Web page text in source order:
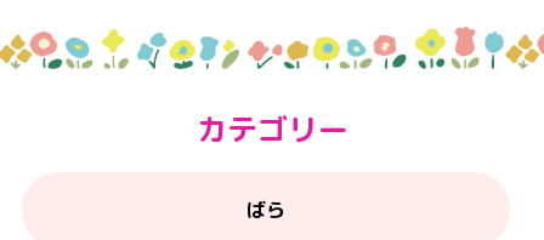
カテゴリー
ばら